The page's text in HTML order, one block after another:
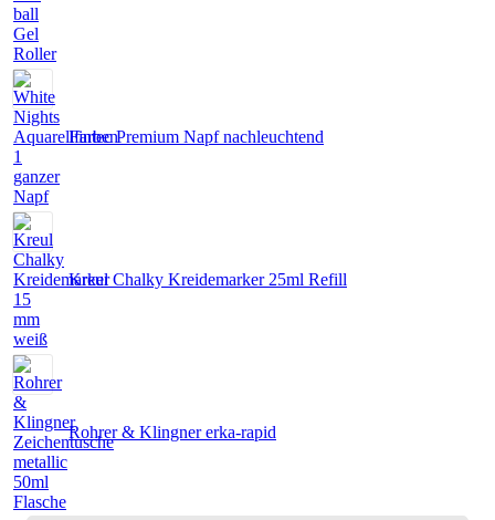
Fintec Premium Napf nachleuchtend
Kreul Chalky Kreidemarker 25ml Refill
Rohrer & Klingner erka-rapid